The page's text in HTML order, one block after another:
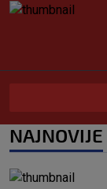
NAJNOVIJE